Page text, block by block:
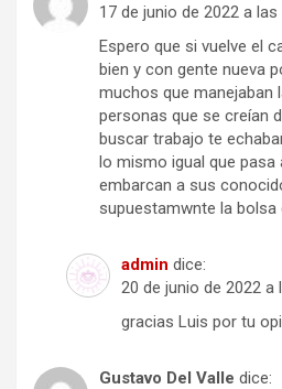
17 de junio de 2022 a las
Espero que si vuelve el
bien y con gente nueva
muchos que manejaban
personas que se creían
buscar trabajo te
lo mismo igual que pasa
embarcan a sus
supuestamwnte la bolsa
admin dice:
20 de junio de 2022 a
gracias Luis por tu
Gustavo Del Valle dice: